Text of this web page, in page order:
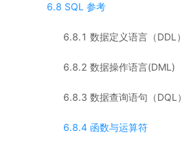
6.8 SQL 参考
6.8.1 数据定义语言（DDL）
6.8.2 数据操作语言(DML)
6.8.3 数据查询语句（DQL）
6.8.4 函数与运算符